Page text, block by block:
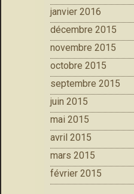
janvier 2016
décembre 2015
novembre 2015
octobre 2015
septembre 2015
juin 2015
mai 2015
avril 2015
mars 2015
février 2015